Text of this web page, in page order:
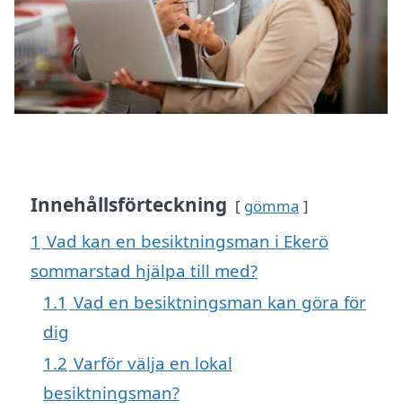
Innehållsförteckning gömma
1 Vad kan en besiktningsman i Ekerö
sommarstad hjälpa till med?
1.1 Vad en besiktningsman kan göra för
dig
1.2 Varför välja en lokal
besiktningsman?